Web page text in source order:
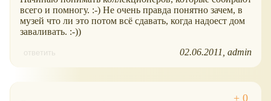
всего и помногу. :-) Не очень правда понятно зачем, в
музей что ли это потом всё сдавать, когда надоест дом
заваливать. :-))
ответить 02.06.2011 admin